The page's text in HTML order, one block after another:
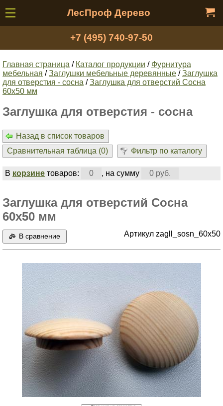
ЛесПроф Дерево
+7 (495) 740-97-50
Главная страница / Каталог продукции / Фурнитура
мебельная /Заглушки мебельные деревянные /Заглушка
для отверстия - сосна /Заглушка для отверстий Сосна
60х50 мм
Заглушка для отверстия - сосна
Назад в список товаров
Сравнительная таблица (0) Фильтр по каталогу
В корзинетоваров: 0 , на сумму 0 руб.
Заглушка для отверстий Сосна
60х50 мм
В сравнение Артикул zagll_sosn_60x50